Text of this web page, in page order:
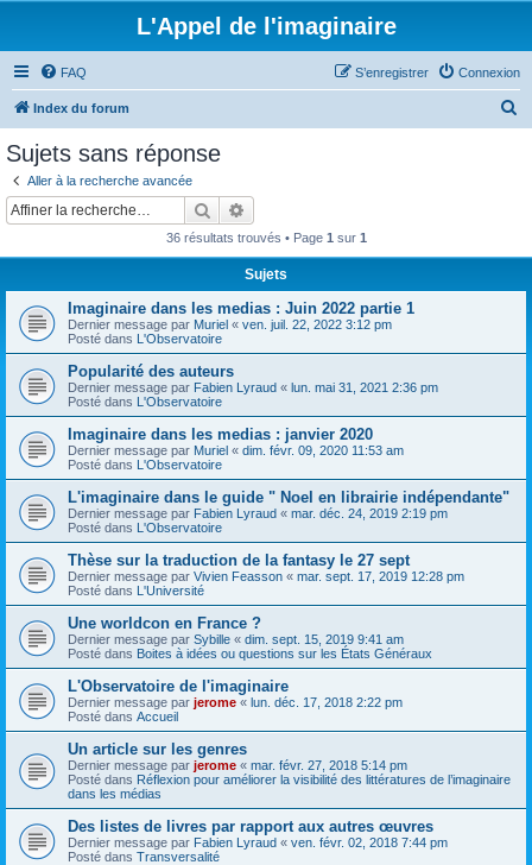
L'Appel de l'imaginaire
FAQ Connexion
S’enregistrer
Index du forum
Sujets sans réponse
Aller à la recherche avancée
Rechercher
36 résultats trouvés • Page 1 sur 1
Sujets
Imaginaire dans les medias : Juin 2022 partie 1
Dernier message par Muriel « ven. juil. 22, 2022 3:12 pm
Posté dans L'Observatoire
Popularité des auteurs
Dernier message par Fabien Lyraud « lun. mai 31, 2021 2:36 pm
Posté dans L'Observatoire
Imaginaire dans les medias : janvier 2020
Dernier message par Muriel « dim. févr. 09, 2020 11:53 am
Posté dans L'Observatoire
L'imaginaire dans le guide " Noel en librairie indépendante"
Dernier message par Fabien Lyraud « mar. déc. 24, 2019 2:19 pm
Posté dans L'Observatoire
Thèse sur la traduction de la fantasy le 27 sept
Dernier message par Vivien Feasson « mar. sept. 17, 2019 12:28 pm
Posté dans L'Université
Une worldcon en France ?
Dernier message par Sybille « dim. sept. 15, 2019 9:41 am
Posté dans Boites à idées ou questions sur les États Généraux
L'Observatoire de l'imaginaire
Dernier message par jerome « lun. déc. 17, 2018 2:22 pm
Posté dans Accueil
Un article sur les genres
Dernier message par jerome « mar. févr. 27, 2018 5:14 pm
Posté dans Réflexion pour améliorer la visibilité des littératures de l’imaginaire
dans les médias
Des listes de livres par rapport aux autres œuvres
Dernier message par Fabien Lyraud « ven. févr. 02, 2018 7:44 pm
Posté dans Transversalité